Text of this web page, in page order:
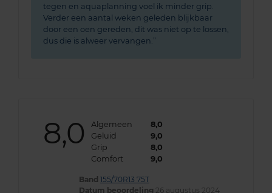
tegen en aquaplanning voel ik minder grip.
Verder een aantal weken geleden blijkbaar
door een oen gereden, dit was niet op te lossen,
dus die is alweer vervangen.
8,0 Algemeen
8,0
Geluid
9,0
Grip
8,0
Comfort
9,0
Band 155/70R13 75T
Datum beoordeling 26 augustus 2024